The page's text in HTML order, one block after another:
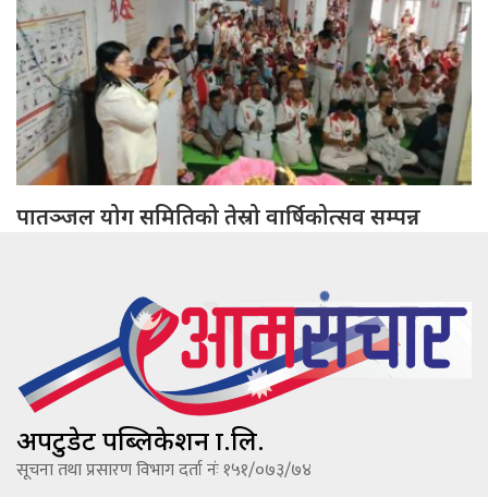
पातञ्जल योग समितिको तेस्रो वार्षिकोत्सव सम्पन्न
अपटुडेट पब्लिकेशन प्रा.लि.
सूचना तथा प्रसारण विभाग दर्ता नंः १५१/०७३/७४